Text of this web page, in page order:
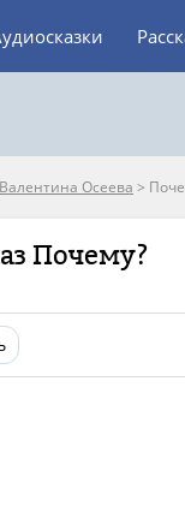
Валентина Осеева >
Почему?